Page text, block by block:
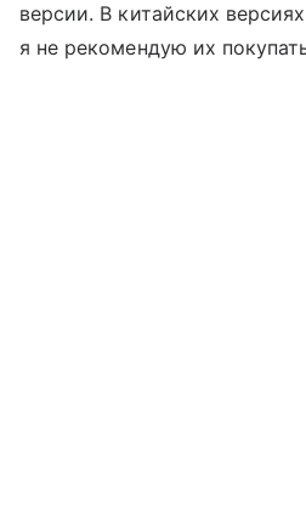
версии. В китайских
я не рекомендую их